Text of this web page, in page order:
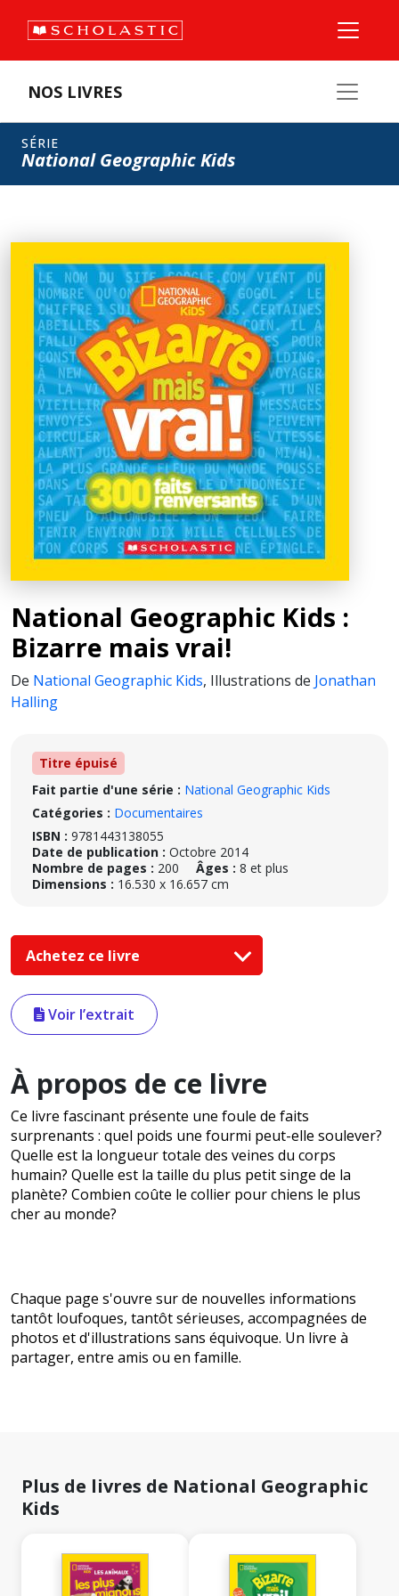
NOS LIVRES
SÉRIE
National Geographic Kids
National Geographic Kids :
Bizarre mais vrai!
De National Geographic Kids, Illustrations de Jonathan
Halling
Titre épuisé
Fait partie d'une série : National Geographic Kids
Catégories : Documentaires
ISBN : 9781443138055
Date de publication : Octobre 2014
Nombre de pages : 200 Âges : 8 et plus
Dimensions : 16.530 x 16.657 cm
Achetez ce livre
Voir l’extrait
À propos de ce livre
Ce livre fascinant présente une foule de faits
surprenants : quel poids une fourmi peut-elle soulever?
Quelle est la longueur totale des veines du corps
humain? Quelle est la taille du plus petit singe de la
planète? Combien coûte le collier pour chiens le plus
cher au monde?
Chaque page s'ouvre sur de nouvelles informations
tantôt loufoques, tantôt sérieuses, accompagnées de
photos et d'illustrations sans équivoque. Un livre à
partager, entre amis ou en famille.
Plus de livres de National Geographic
Kids